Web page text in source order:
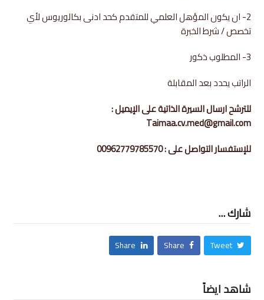
2- ان يكون المؤهل العلمي للمتقدم كحد ادنى بكالوريوس لأي
تخصص / شرط الخبرة
3- المطلوب ذكور
الراتب يحدد بعد المقابلة
للترشح ارسال السيرة الذاتية على الإيميل :
Taimaa.cv.med@gmail.com
للإستفسار التواصل على : 00962779785570
شارك ...
Tweet
Share
Share
شاهد ايضاً